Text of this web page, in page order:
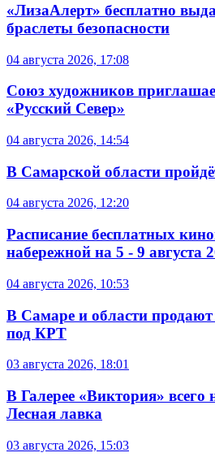
«ЛизаАлерт» бесплатно
браслеты безопасности
04 августа 2026, 17:08
Союз художников
«Русский Север»
04 августа 2026, 14:54
В Самарской области
04 августа 2026, 12:20
Расписание бесплатных
набережной на 5 - 9 августа
04 августа 2026, 10:53
В Самаре и области продают
под КРТ
03 августа 2026, 18:01
В Галерее «Виктория» всего
Лесная лавка
03 августа 2026, 15:03